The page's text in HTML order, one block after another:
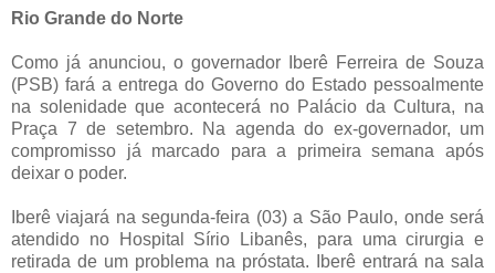
Rio Grande do Norte
Como já anunciou, o governador Iberê Ferreira de Souza
(PSB) fará a entrega do Governo do Estado pessoalmente
na solenidade que acontecerá no Palácio da Cultura, na
Praça 7 de setembro. Na agenda do ex-governador, um
compromisso já marcado para a primeira semana após
deixar o poder.
Iberê viajará na segunda-feira (03) a São Paulo, onde será
atendido no Hospital Sírio Libanês, para uma cirurgia e
retirada de um problema na próstata. Iberê entrará na sala